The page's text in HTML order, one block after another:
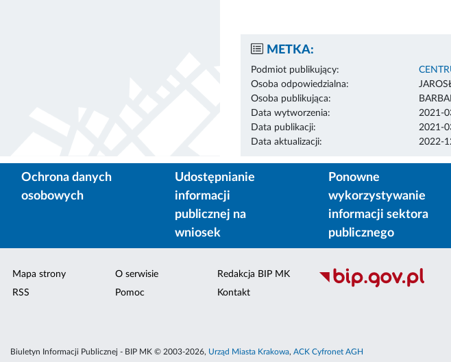
METKA:
Podmiot publikujący:
Osoba odpowiedzialna:
Osoba publikująca:
Data wytworzenia:
2021-
Data publikacji:
2021-
Data aktualizacji:
2022-
Ochrona danych
osobowych
Udostępnianie
informacji
publicznej na
wniosek
Ponowne
wykorzystywanie
informacji sektora
publicznego
Mapa strony
RSS
O serwisie
Pomoc
Redakcja BIP MK
Kontakt
Biuletyn Informacji Publicznej - BIP MK © 2003-2026, Urząd Miasta Krakowa, ACK Cyfronet AGH